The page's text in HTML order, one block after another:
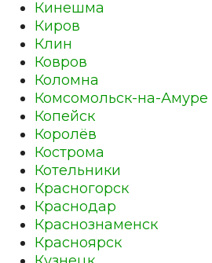
Кинешма
Киров
Клин
Ковров
Коломна
Комсомольск-на-Амуре
Копейск
Королёв
Кострома
Котельники
Красногорск
Краснодар
Краснознаменск
Красноярск